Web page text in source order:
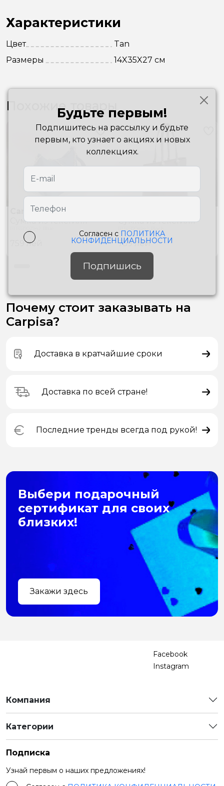
Характеристики
Цвет
Tan
Размеры
14X35X27 см
Похожие товары
Carpisa
Сумкa из текстиля
759лей
Сумкa из текстиля
759лей
Почему стоит заказывать на
Carpisa?
Доставка в кратчайшие сроки
Доставка по всей стране!
Последние тренды всегда под рукой!
Выбери подарочный
сертификат для своих
близких!
Закажи здесь
Facebook
Instagram
Компания
Категории
Подписка
Узнай первым о наших предложениях!
Будьте первым!
Подпишитесь на рассылку и будьте
первым, кто узнает о акциях и новых
коллекциях.
Согласен с ПОЛИТИКА
КОНФИДЕНЦИАЛЬНОСТИ
Подпишись